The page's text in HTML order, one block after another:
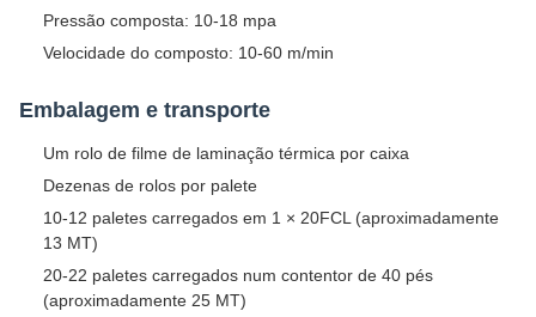
Pressão composta: 10-18 mpa
Velocidade do composto: 10-60 m/min
Embalagem e transporte
Um rolo de filme de laminação térmica por caixa
Dezenas de rolos por palete
10-12 paletes carregados em 1 × 20FCL (aproximadamente
13 MT)
20-22 paletes carregados num contentor de 40 pés
(aproximadamente 25 MT)